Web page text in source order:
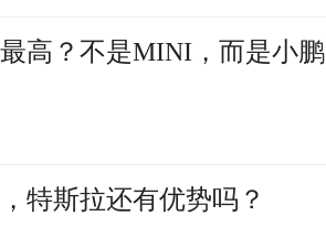
高？不是MINI，而是小鹏
特斯拉还有优势吗？